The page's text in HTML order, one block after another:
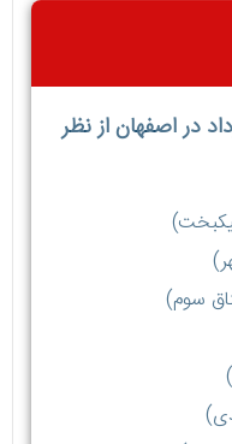
در اصفهان از نظر
سوم)